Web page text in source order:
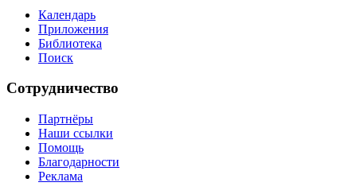
Календарь
Приложения
Библиотека
Поиск
Сотрудничество
Партнёры
Наши ссылки
Помощь
Благодарности
Реклама